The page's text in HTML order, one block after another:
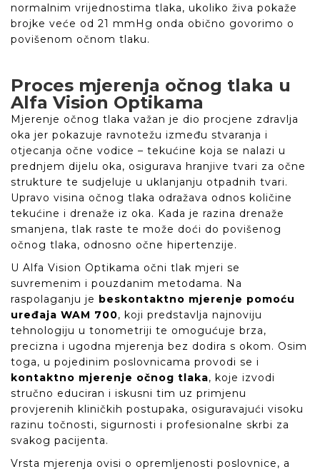
normalnim vrijednostima tlaka, ukoliko živa pokaže
brojke veće od 21 mmHg onda obično govorimo o
povišenom očnom tlaku.
Proces mjerenja očnog tlaka u
Alfa Vision Optikama
Mjerenje očnog tlaka važan je dio procjene zdravlja
oka jer pokazuje ravnotežu između stvaranja i
otjecanja očne vodice – tekućine koja se nalazi u
prednjem dijelu oka, osigurava hranjive tvari za očne
strukture te sudjeluje u uklanjanju otpadnih tvari.
Upravo visina očnog tlaka odražava odnos količine
tekućine i drenaže iz oka. Kada je razina drenaže
smanjena, tlak raste te može doći do povišenog
očnog tlaka, odnosno očne hipertenzije.
U Alfa Vision Optikama očni tlak mjeri se
suvremenim i pouzdanim metodama. Na
raspolaganju je beskontaktno mjerenje pomoću
uređaja WAM 700, koji predstavlja najnoviju
tehnologiju u tonometriji te omogućuje brza,
precizna i ugodna mjerenja bez dodira s okom. Osim
toga, u pojedinim poslovnicama provodi se i
kontaktno mjerenje očnog tlaka, koje izvodi
stručno educiran i iskusni tim uz primjenu
provjerenih kliničkih postupaka, osiguravajući visoku
razinu točnosti, sigurnosti i profesionalne skrbi za
svakog pacijenta.
Vrsta mjerenja ovisi o opremljenosti poslovnice, a